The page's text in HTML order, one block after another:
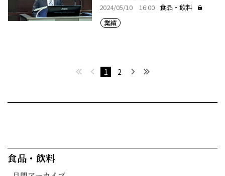
2024/05/10 16:00 食品・飲料
業績
最初へ 前へ
1 2 次へ最後へ
食品・飲料​